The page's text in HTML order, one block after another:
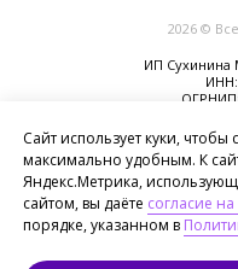
2026 ©
ИП Сухинина
ИНН:
ОГРНИП:
*организация,
Сайт использует куки,
максимально удобным. К
Яндекс.Метрика,
сайтом, вы даёте согласие
порядке, указанном в